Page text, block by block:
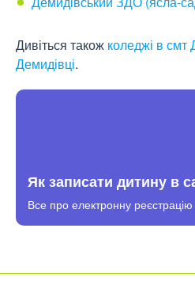
Дивіться також коледжі в смт
Демидівці.
Як записати дитину в
Все про електронну реєстрацію